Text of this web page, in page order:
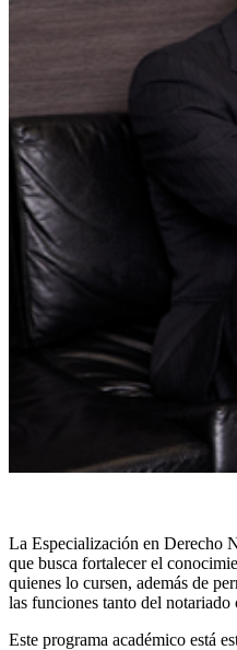
La Especialización en Derecho
que busca fortalecer el
quienes lo cursen, además de
las funciones tanto del
Este programa académico está